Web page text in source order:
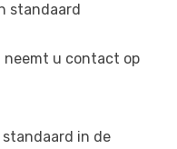
standaard
u contact op
in de